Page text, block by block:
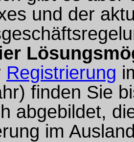
und der
Registrierung
finden Sie
abgebildet,
im